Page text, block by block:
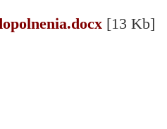
[13 Kb]